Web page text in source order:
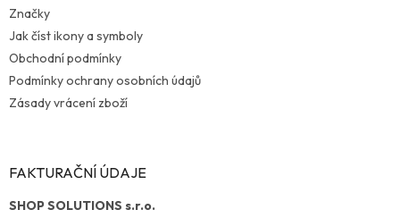
Značky
Jak číst ikony a symboly
Obchodní podmínky
Podmínky ochrany osobních údajů
Zásady vrácení zboží
FAKTURAČNÍ ÚDAJE
SHOP SOLUTIONS s.r.o.